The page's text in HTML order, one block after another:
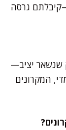
גרסה
שנשאר יציב—
המקרונים